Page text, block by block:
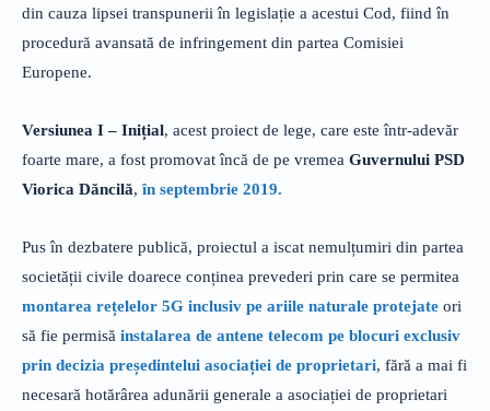
din cauza lipsei transpunerii în legislație a acestui Cod, fiind în
procedură avansată de infringement din partea Comisiei
Europene.
Versiunea I – Inițial, acest proiect de lege, care este într-adevăr
foarte mare, a fost promovat încă de pe vremea Guvernului PSD
Viorica Dăncilă, în septembrie 2019.
Pus în dezbatere publică, proiectul a iscat nemulțumiri din partea
societății civile doarece conținea prevederi prin care se permitea
montarea rețelelor 5G inclusiv pe ariile naturale protejate ori
să fie permisă instalarea de antene telecom pe blocuri exclusiv
prin decizia președintelui asociației de proprietari, fără a mai fi
necesară hotărârea adunării generale a asociației de proprietari